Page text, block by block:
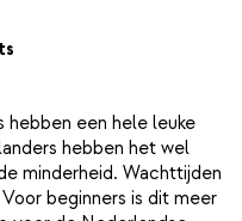
hebben een hele leuke
hebben het wel
minderheid. Wachttijden
beginners is dit meer